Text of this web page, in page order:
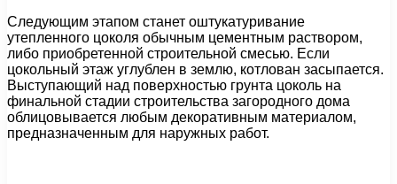
Следующим этапом станет оштукатуривание
утепленного цоколя обычным цементным раствором,
либо приобретенной строительной смесью. Если
цокольный этаж углублен в землю, котлован засыпается.
Выступающий над поверхностью грунта цоколь на
финальной стадии строительства загородного дома
облицовывается любым декоративным материалом,
предназначенным для наружных работ.